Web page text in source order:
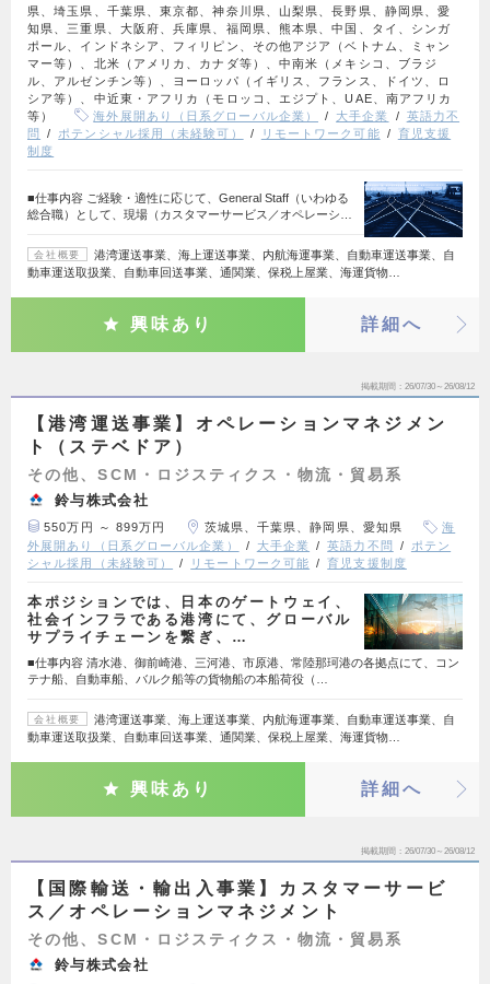
県、埼玉県、千葉県、東京都、神奈川県、山梨県、長野県、静岡県、愛
知県、三重県、大阪府、兵庫県、福岡県、熊本県、中国、タイ、シンガ
ポール、インドネシア、フィリピン、その他アジア（ベトナム、ミャン
マー等）、北米（アメリカ、カナダ等）、中南米（メキシコ、ブラジ
ル、アルゼンチン等）、ヨーロッパ（イギリス、フランス、ドイツ、ロ
シア等）、中近東・アフリカ（モロッコ、エジプト、UAE、南アフリカ
等）
海外展開あり（日系グローバル企業） 大手企業
英語力不
問
ポテンシャル採用（未経験可） リモートワーク可能
育児支援
制度
■仕事内容 ご経験・適性に応じて、General Staff（いわゆる
総合職）として、現場（カスタマーサービス／オペレーシ…
会社概要
港湾運送事業、海上運送事業、内航海運事業、自動車運送事業、自
動車運送取扱業、自動車回送事業、通関業、保税上屋業、海運貨物…
興味あり 詳細へ
掲載期間 26/07/30～26/08/12
【港湾運送事業】オペレーションマネジメン
ト（ステベドア）
その他、SCM・ロジスティクス・物流・貿易系
鈴与株式会社
550万円 ～ 899万円 茨城県、千葉県、静岡県、愛知県
海
外展開あり（日系グローバル企業）
大手企業 英語力不問
ポテン
シャル採用（未経験可）
リモートワーク可能 育児支援制度
本ポジションでは、日本のゲートウェイ、
社会インフラである港湾にて、グローバル
サプライチェーンを繋ぎ、…
■仕事内容 清水港、御前崎港、三河港、市原港、常陸那珂港の各拠点にて、コン
テナ船、自動車船、バルク船等の貨物船の本船荷役（…
会社概要
港湾運送事業、海上運送事業、内航海運事業、自動車運送事業、自
動車運送取扱業、自動車回送事業、通関業、保税上屋業、海運貨物…
興味あり 詳細へ
掲載期間 26/07/30～26/08/12
【国際輸送・輸出入事業】カスタマーサービ
ス／オペレーションマネジメント
その他、SCM・ロジスティクス・物流・貿易系
鈴与株式会社